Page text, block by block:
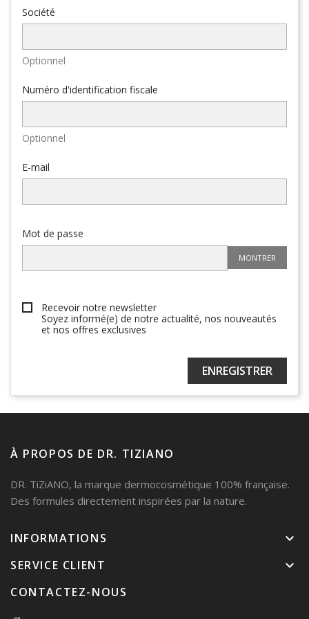
Société
Optionnel
Numéro d'identification fiscale
Optionnel
E-mail
Mot de passe
MONTRER
Recevoir notre newsletter
Soyez informé(e) de notre actualité, nos nouveautés
et nos offres exclusives
ENREGISTRER
À PROPOS DE DR. TIZIANO
DR. TiZiANO, la marque dermocosmétique 100% française.
Des formules directement inspirées par la nature.
INFORMATIONS keyboard_arrow_down
SERVICE CLIENT keyboard_arrow_down
CONTACTEZ-NOUS